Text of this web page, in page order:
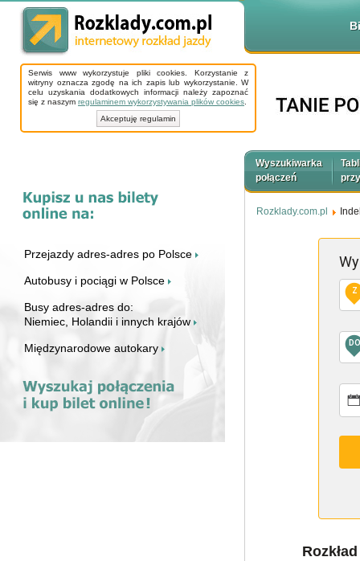
Serwis www wykorzystuje pliki cookies. Korzystanie z
witryny oznacza zgodę na ich zapis lub wykorzystanie. W
celu uzyskania dodatkowych informacji należy zapoznać
się z naszym regulaminem wykorzystywania plików cookies
Akceptuję regulamin
Przejazdy adres-adres po Polsce
Autobusy i pociągi w Polsce
Busy adres-adres do:
Niemiec, Holandii i innych krajów
Międzynarodowe autokary
Wyszukiwarka
połączeń
Rozklady.com.pl
Z
DO